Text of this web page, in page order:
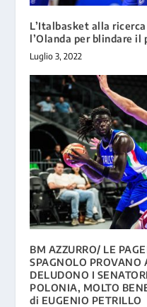
L’Italbasket alla
l’Olanda per blindare il
Luglio 3, 2022
BM AZZURRO/ LE
SPAGNOLO PROVANO
DELUDONO I
POLONIA, MOLTO
di EUGENIO PETRILLO